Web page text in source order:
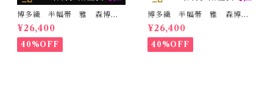
博多織 半幅帯 雅 森博多
織 正絹 リバーシブル 長
さ/3m78cm 日本製 和装
小袋帯 半巾帯
¥26,400
40%OFF
博多織 半幅帯 雅 森博多
織 正絹 リバーシブル 長
さ/3m78cm 日本製 和装
小袋帯 半巾帯
¥26,400
40%OFF